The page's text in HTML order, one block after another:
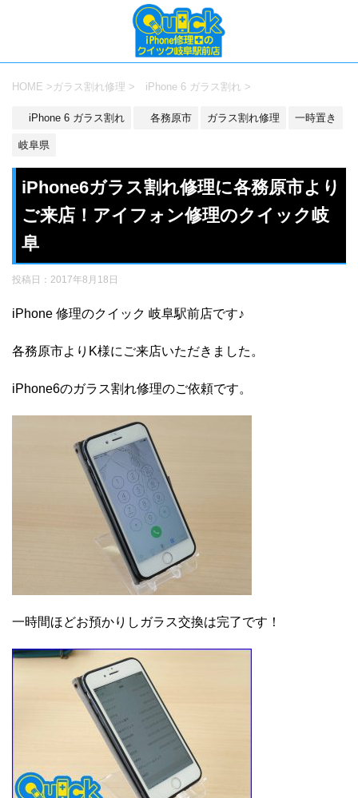
HOME > ガラス割れ修理 > iPhone 6 ガラス割れ >
iPhone 6 ガラス割れ 各務原市 ガラス割れ修理 一時置き
岐阜県
iPhone6ガラス割れ修理に各務原市より
ご来店！アイフォン修理のクイック岐
阜
投稿日： 2017年8月18日
iPhone 修理のクイック 岐阜駅前店です♪
各務原市よりK様にご来店いただきました。
iPhone6のガラス割れ修理のご依頼です。
一時間ほどお預かりしガラス交換は完了です！